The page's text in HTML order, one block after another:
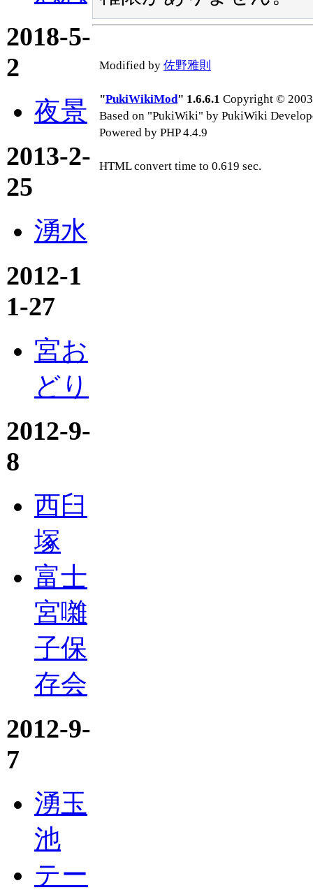
2018-5-
2
夜景
2013-2-
25
湧水
2012-1
1-27
宮お
どり
2012-9-
8
西臼
塚
富士
宮囃
子保
存会
2012-9-
7
湧玉
池
テー
Modified by 佐野雅則
"PukiWikiMod" 1.6.6.1 Copyright ©
Based on "PukiWiki" by PukiWiki
Powered by PHP 4.4.9
HTML convert time to 0.619 sec.